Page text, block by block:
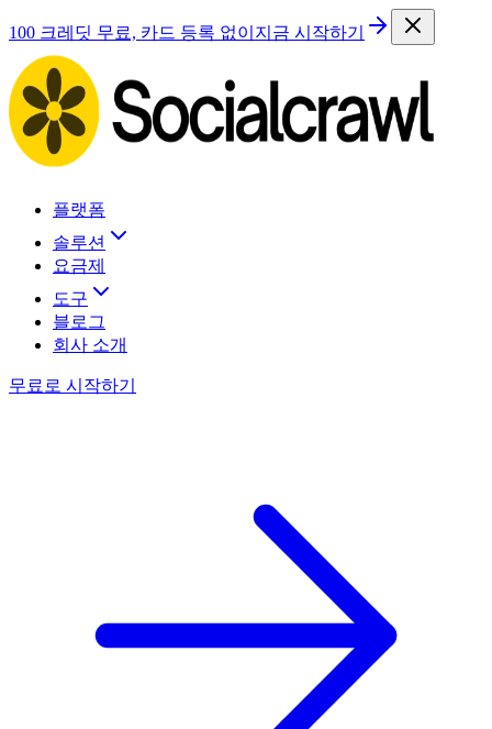
100 크레딧 무료, 카드 등록 없이 지금 시작하기
플랫폼
솔루션
요금제
도구
블로그
회사 소개
무료로 시작하기